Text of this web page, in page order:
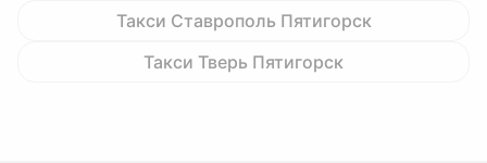
Такси Ставрополь Пятигорск
Такси Тверь Пятигорск